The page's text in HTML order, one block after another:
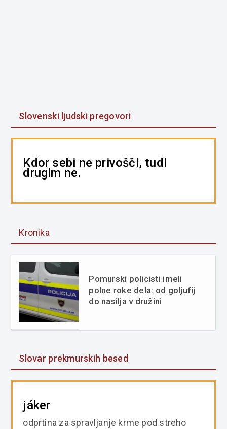
Slovenski ljudski pregovori
Kdor sebi ne privošči, tudi
drugim ne.
Kronika
Pomurski policisti imeli
polne roke dela: od goljufij
do nasilja v družini
Slovar prekmurskih besed
jáker
odprtina za spravljanje krme pod streho